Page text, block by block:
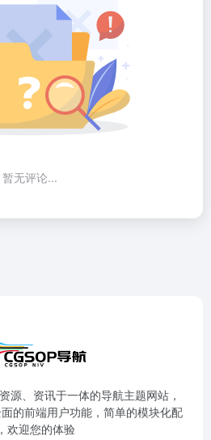
暂无评论...
源、资讯于一体的导航主题网站，
的前端用户功能，简单的模块化配
欢迎您的体验